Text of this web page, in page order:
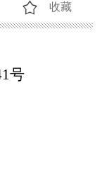
收藏
号